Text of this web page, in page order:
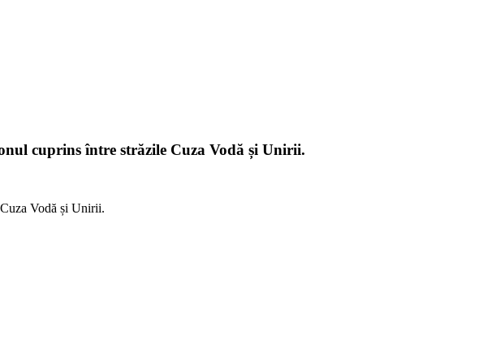
cuprins între străzile Cuza Vodă și Unirii.
Vodă și Unirii.